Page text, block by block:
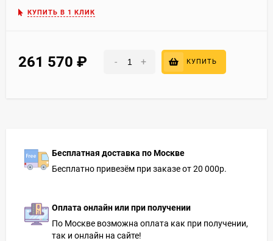
КУПИТЬ В 1 КЛИК
261 570 - + КУПИТЬ
Бесплатная доставка по Москве
Бесплатно привезём при заказе от 20 000р.
Оплата онлайн или при получении
По Москве возможна оплата как при получении,
так и онлайн на сайте!